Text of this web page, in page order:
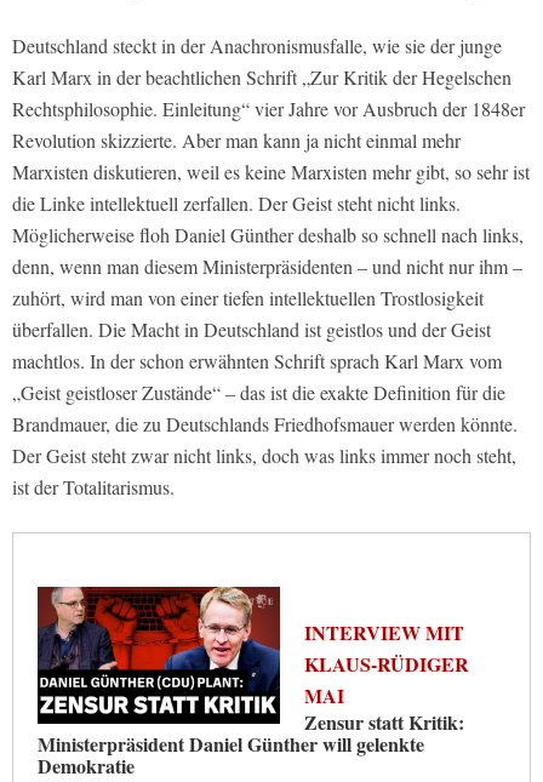
Deutschland steckt in der Anachronismusfalle, wie sie der junge
Karl Marx in der beachtlichen Schrift „Zur Kritik der Hegelschen
Rechtsphilosophie. Einleitung“ vier Jahre vor Ausbruch der 1848er
Revolution skizzierte. Aber man kann ja nicht einmal mehr
Marxisten diskutieren, weil es keine Marxisten mehr gibt, so sehr ist
die Linke intellektuell zerfallen. Der Geist steht nicht links.
Möglicherweise floh Daniel Günther deshalb so schnell nach links,
denn, wenn man diesem Ministerpräsidenten – und nicht nur ihm –
zuhört, wird man von einer tiefen intellektuellen Trostlosigkeit
überfallen. Die Macht in Deutschland ist geistlos und der Geist
machtlos. In der schon erwähnten Schrift sprach Karl Marx vom
„Geist geistloser Zustände“ – das ist die exakte Definition für die
Brandmauer, die zu Deutschlands Friedhofsmauer werden könnte.
Der Geist steht zwar nicht links, doch was links immer noch steht,
ist der Totalitarismus.
INTERVIEW MIT
KLAUS-RÜDIGER
MAI
Zensur statt Kritik:
Ministerpräsident Daniel Günther will gelenkte
Demokratie